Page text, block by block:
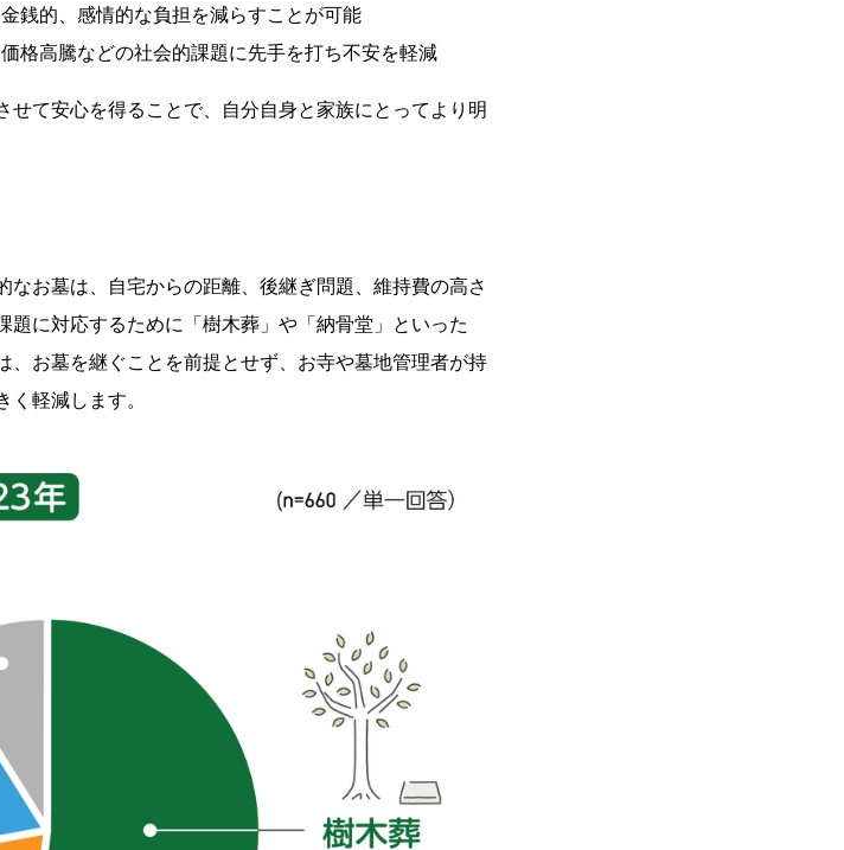
銭的、感情的な負担を減らすことが可能
高騰などの社会的課題に先手を打ち不安を軽減
て安心を得ることで、自分自身と家族にとってより明
お墓は、自宅からの距離、後継ぎ問題、維持費の高さ
に対応するために「樹木葬」や「納骨堂」といった
、お墓を継ぐことを前提とせず、お寺や墓地管理者が持
軽減します。